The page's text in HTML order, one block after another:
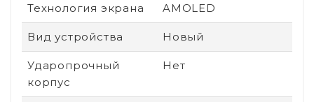
Технология экрана AMOLED
Вид устройства Новый
Ударопрочный
корпус
Нет